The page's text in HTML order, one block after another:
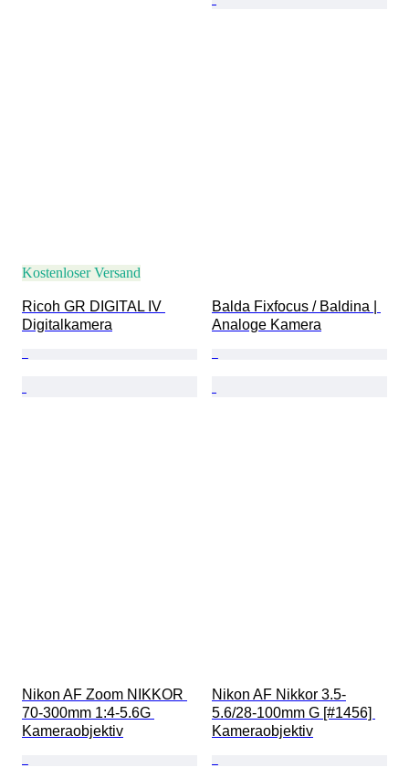
Kostenloser Versand
Ricoh GR DIGITAL IV
Digitalkamera
Balda Fixfocus / Baldina |
Analoge Kamera
Nikon AF Zoom NIKKOR
70-300mm 1:4-5.6G
Kameraobjektiv
Nikon AF Nikkor 3.5-
5.6/28-100mm G [#1456]
Kameraobjektiv